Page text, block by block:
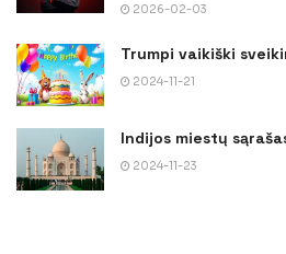
2026-02-03
Trumpi vaikiški
2024-11-21
Indijos miestų
2024-11-23